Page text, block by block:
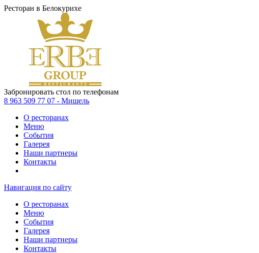
Ресторан в Белокурихе
Забронировать стол по телефонам
8 963 509 77 07 - Мишель
О ресторанах
Меню
События
Галерея
Наши партнеры
Контакты
Навигация по сайту
О ресторанах
Меню
События
Галерея
Наши партнеры
Контакты